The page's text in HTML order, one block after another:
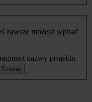
zawsze możesz wpisać
nazwy projektu
Szukaj